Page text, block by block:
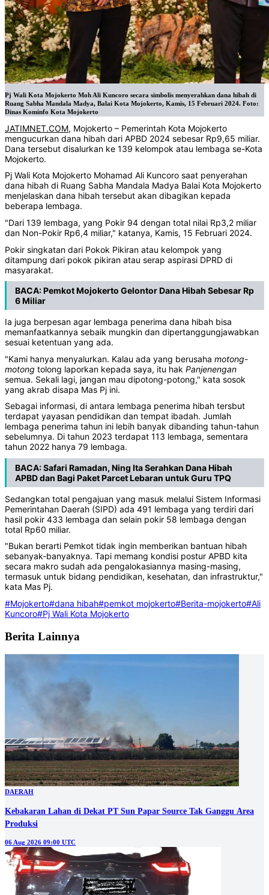
Pj Wali Kota Mojokerto Moh Ali Kuncoro secara simbolis menyerahkan dana hibah di
Ruang Sabha Mandala Madya, Balai Kota Mojokerto, Kamis, 15 Februari 2024. Foto:
Dinas Kominfo Kota Mojokerto
JATIMNET.COM, Mojokerto – Pemerintah Kota Mojokerto
mengucurkan dana hibah dari APBD 2024 sebesar Rp9,65 miliar.
Dana tersebut disalurkan ke 139 kelompok atau lembaga se-Kota
Mojokerto.
Pj Wali Kota Mojokerto Mohamad Ali Kuncoro saat penyerahan
dana hibah di Ruang Sabha Mandala Madya Balai Kota Mojokerto
menjelaskan dana hibah tersebut akan dibagikan kepada
beberapa lembaga.
"Dari 139 lembaga, yang Pokir 94 dengan total nilai Rp3,2 miliar
dan Non-Pokir Rp6,4 miliar," katanya, Kamis, 15 Februari 2024.
Pokir singkatan dari Pokok Pikiran atau kelompok yang
ditampung dari pokok pikiran atau serap aspirasi DPRD di
masyarakat.
BACA:Pemkot Mojokerto Gelontor Dana Hibah Sebesar Rp
6 Miliar
Ia juga berpesan agar lembaga penerima dana hibah bisa
memanfaatkannya sebaik mungkin dan dipertanggungjawabkan
sesuai ketentuan yang ada.
"Kami hanya menyalurkan. Kalau ada yang berusaha motong-
motong tolong laporkan kepada saya, itu hak Panjenengan
semua. Sekali lagi, jangan mau dipotong-potong," kata sosok
yang akrab disapa Mas Pj ini.
Sebagai informasi, di antara lembaga penerima hibah tersbut
terdapat yayasan pendidikan dan tempat ibadah. Jumlah
lembaga penerima tahun ini lebih banyak dibanding tahun-tahun
sebelumnya. Di tahun 2023 terdapat 113 lembaga, sementara
tahun 2022 hanya 79 lembaga.
BACA:Safari Ramadan, Ning Ita Serahkan Dana Hibah
APBD dan Bagi Paket Parcet Lebaran untuk Guru TPQ
Sedangkan total pengajuan yang masuk melalui Sistem Informasi
Pemerintahan Daerah (SIPD) ada 491 lembaga yang terdiri dari
hasil pokir 433 lembaga dan selain pokir 58 lembaga dengan
total Rp60 miliar.
"Bukan berarti Pemkot tidak ingin memberikan bantuan hibah
sebanyak-banyaknya. Tapi memang kondisi postur APBD kita
secara makro sudah ada pengalokasiannya masing-masing,
termasuk untuk bidang pendidikan, kesehatan, dan infrastruktur,"
kata Mas Pj.
#Mojokerto#dana hibah#pemkot mojokerto#Berita-mojokerto#Ali
Kuncoro#Pj Wali Kota Mojokerto
Berita Lainnya
DAERAH
Kebakaran Lahan di Dekat PT Sun Papar Source Tak Ganggu Area
Produksi
06 Aug 2026 09:00 UTC